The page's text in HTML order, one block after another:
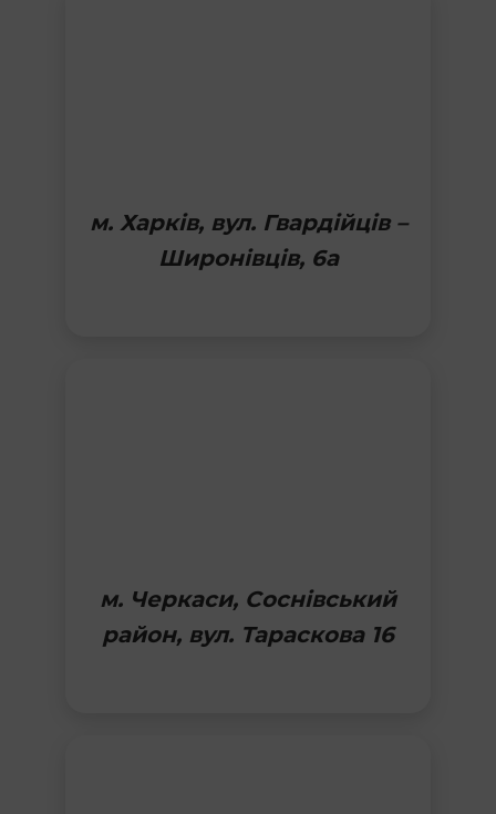
м. Харків, вул. Гвардійців –
Широнівців, 6а
м. Черкаси, Соснівський
район, вул. Тараскова 16